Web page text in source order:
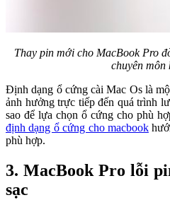
Thay pin mới cho MacBook Pro
chuyên môn
Định dạng ổ cứng cài Mac Os là
ảnh hưởng trực tiếp đến quá trình
sao để lựa chọn ổ cứng cho phù
định dạng ổ cứng cho macbook
phù hợp.
3. MacBook Pro lỗi
sạc